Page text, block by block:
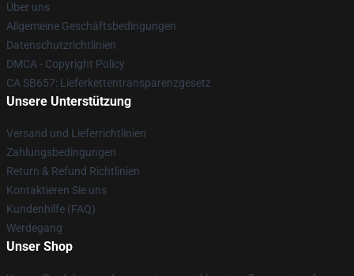
Über uns
Allgemeine Geschäftsbedingungen
Datenschutzrichtlinien
DMCA - Copyright Policy
CA SB657: Lieferkettentransparenzgesetz
Unsere Unterstützung
Versand und Lieferrichtlinien
Zahlungsbedingungen
Return & Refund Richtlinien
Kontaktieren Sie uns
Kundenhilfe (FAQ)
Werdegang
Unser Shop